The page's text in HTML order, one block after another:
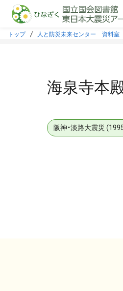
本文に飛ぶ
トップ 人と防災未来センター 資料室
海泉寺本
阪神・淡路大震災